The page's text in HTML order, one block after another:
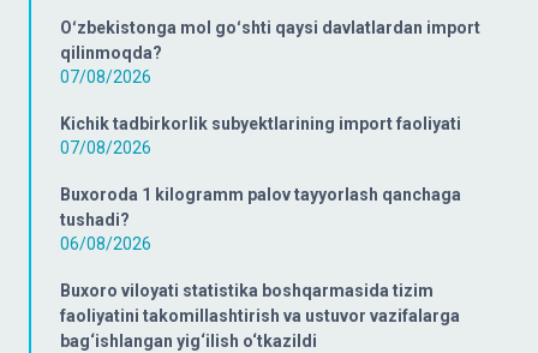
Oʻzbekistonga mol goʻshti qaysi davlatlardan import
qilinmoqda?
07/08/2026
Kichik tadbirkorlik subyektlarining import faoliyati
07/08/2026
Buxoroda 1 kilogramm palov tayyorlash qanchaga
tushadi?
06/08/2026
Buxoro viloyati statistika boshqarmasida tizim
faoliyatini takomillashtirish va ustuvor vazifalarga
bag‘ishlangan yig‘ilish o‘tkazildi